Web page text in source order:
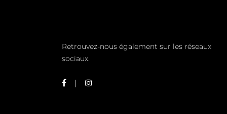
Retrouvez-nous également sur les réseaux
sociaux.